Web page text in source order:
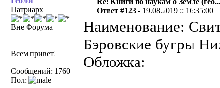
Патриарх
Вне Форума
Всем привет!
Сообщений: 1760
Пол:
Re: Книги по наукам о Земле
Ответ #123 - 19.08.2019 :: 16:35:00
Наименование:
Бэровские бугры
Обложка: